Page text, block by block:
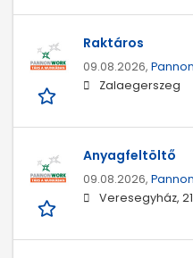
Raktáros
09.08.2026,
Zalaegerszeg
Anyagfeltöltő
09.08.2026,
Veresegyház,